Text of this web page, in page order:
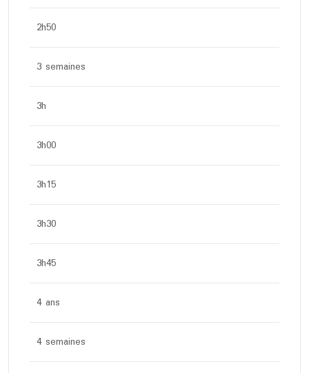
2h50
3 semaines
3h
3h00
3h15
3h30
3h45
4 ans
4 semaines